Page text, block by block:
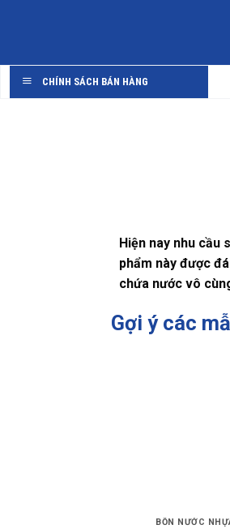
CHÍNH SÁCH BÁN HÀNG
Hiện nay nhu cầu
phẩm này được
chứa nước vô
Gợi ý các
BỒN NƯỚC